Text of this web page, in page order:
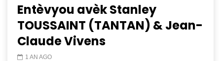
Entèvyou avèk Stanley
TOUSSAINT (TANTAN) & Jean-
Claude Vivens
1 AN AGO